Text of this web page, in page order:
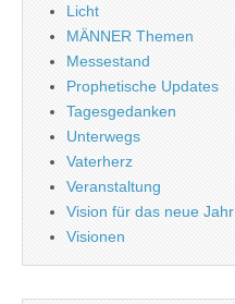
Licht
MÄNNER Themen
Messestand
Prophetische Updates
Tagesgedanken
Unterwegs
Vaterherz
Veranstaltung
Vision für das neue Jahr
Visionen